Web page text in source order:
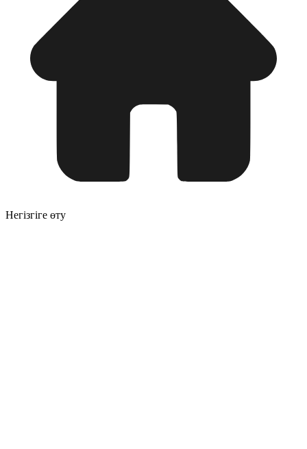
Негізгіге өту